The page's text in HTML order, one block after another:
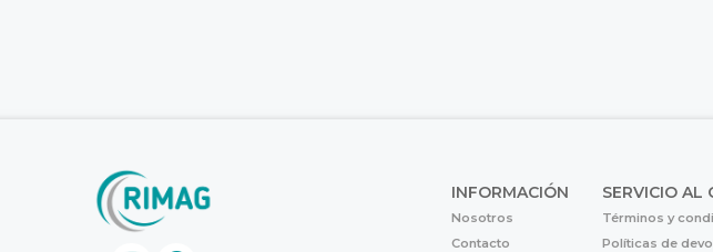
INFORMACIÓN
Nosotros
Contacto
SERVICIO AL
Términos y
Políticas de